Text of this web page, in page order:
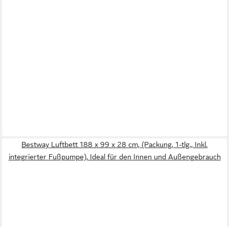
Bestway Luftbett 188 x 99 x 28 cm, (Packung, 1-tlg., Inkl.
integrierter Fußpumpe), Ideal für den Innen und Außengebrauch